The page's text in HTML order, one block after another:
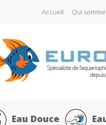
Accueil Qui
Eau Douce